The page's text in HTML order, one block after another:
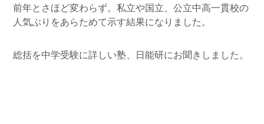
前年とさほど変わらず。私立や国立、公立中高一貫校の
人気ぶりをあらためて示す結果になりました。
総括を中学受験に詳しい塾、日能研にお聞きしました。